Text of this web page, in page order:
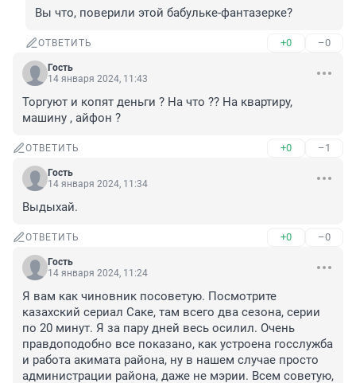
Вы что, поверили этой бабульке-фантазерке?
ОТВЕТИТЬ +0 –0
Гость
14 января 2024, 11:43
Торгуют и копят деньги ? На что ?? На квартиру,
машину , айфон ?
ОТВЕТИТЬ +0 –1
Гость
14 января 2024, 11:34
Выдыхай.
ОТВЕТИТЬ +0 –0
Гость
14 января 2024, 11:24
Я вам как чиновник посоветую. Посмотрите
казахский сериал Саке, там всего два сезона, серии
по 20 минут. Я за пару дней весь осилил. Очень
правдоподобно все показано, как устроена госслужба
и работа акимата района, ну в нашем случае просто
администрации района, даже не мэрии. Всем советую,